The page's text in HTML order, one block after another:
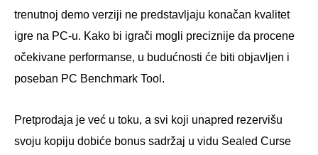
trenutnoj demo verziji ne predstavljaju konačan kvalitet
igre na PC-u. Kako bi igrači mogli preciznije da procene
očekivane performanse, u budućnosti će biti objavljen i
poseban PC Benchmark Tool.
Pretprodaja je već u toku, a svi koji unapred rezervišu
svoju kopiju dobiće bonus sadržaj u vidu Sealed Curse